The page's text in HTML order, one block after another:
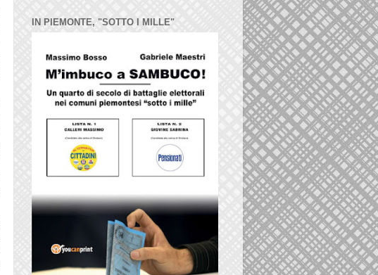
IN PIEMONTE, "SOTTO I MILLE"